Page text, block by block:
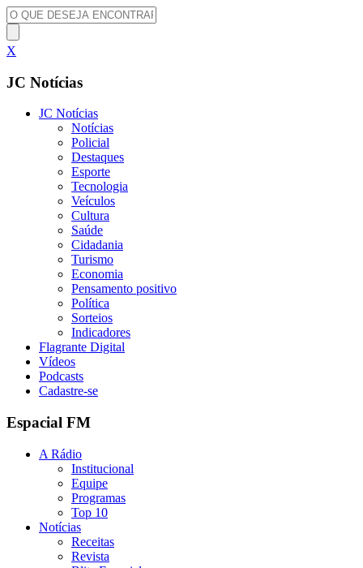
X
JC Notícias
JC Notícias
Notícias
Policial
Destaques
Esporte
Tecnologia
Veículos
Cultura
Saúde
Cidadania
Turismo
Economia
Pensamento positivo
Política
Sorteios
Indicadores
Flagrante Digital
Vídeos
Podcasts
Cadastre-se
Espacial FM
A Rádio
Institucional
Equipe
Programas
Top 10
Notícias
Receitas
Revista